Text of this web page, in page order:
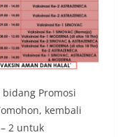
Promosi
kembali
2 untuk